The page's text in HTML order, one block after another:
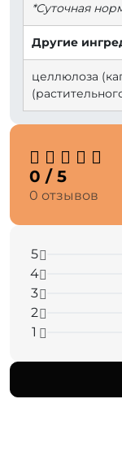
*Суточная
Другие
целлюлоза
0 / 5
0 отзывов
5
4
3
2
1